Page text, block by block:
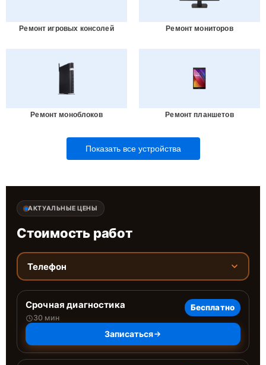
Ремонт игровых консолей Ремонт мониторов
Ремонт моноблоков Ремонт планшетов
Показать все устройства
АКТУАЛЬНЫЕ ЦЕНЫ
Стоимость работ
Телефон
Срочная диагностика
30 мин
Бесплатно
Записаться